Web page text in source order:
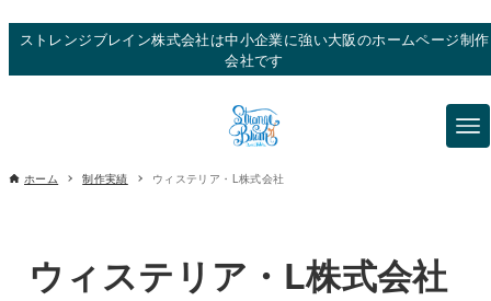
ストレンジブレイン株式会社は中小企業に強い大阪のホームページ制作
会社です
ホーム 制作実績 ウィステリア・L株式会社
ウィステリア・L株式会社